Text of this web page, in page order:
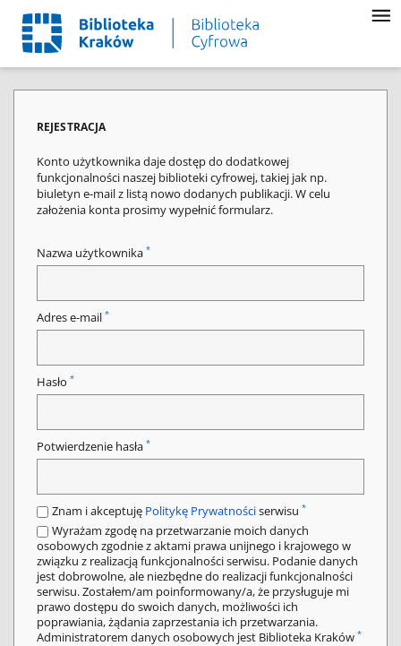
REJESTRACJA
Konto użytkownika daje dostęp do dodatkowej
funkcjonalności naszej biblioteki cyfrowej, takiej jak np.
biuletyn e-mail z listą nowo dodanych publikacji. W celu
założenia konta prosimy wypełnić formularz.
Nazwa użytkownika *
Adres e-mail *
Hasło *
Potwierdzenie hasła *
Znam i akceptuję Politykę Prywatnościserwisu *
Wyrażam zgodę na przetwarzanie moich danych
osobowych zgodnie z aktami prawa unijnego i krajowego w
związku z realizacją funkcjonalności serwisu. Podanie danych
jest dobrowolne, ale niezbędne do realizacji funkcjonalności
serwisu. Zostałem/am poinformowany/a, że przysługuje mi
prawo dostępu do swoich danych, możliwości ich
poprawiania, żądania zaprzestania ich przetwarzania.
Administratorem danych osobowych jest Biblioteka Kraków *